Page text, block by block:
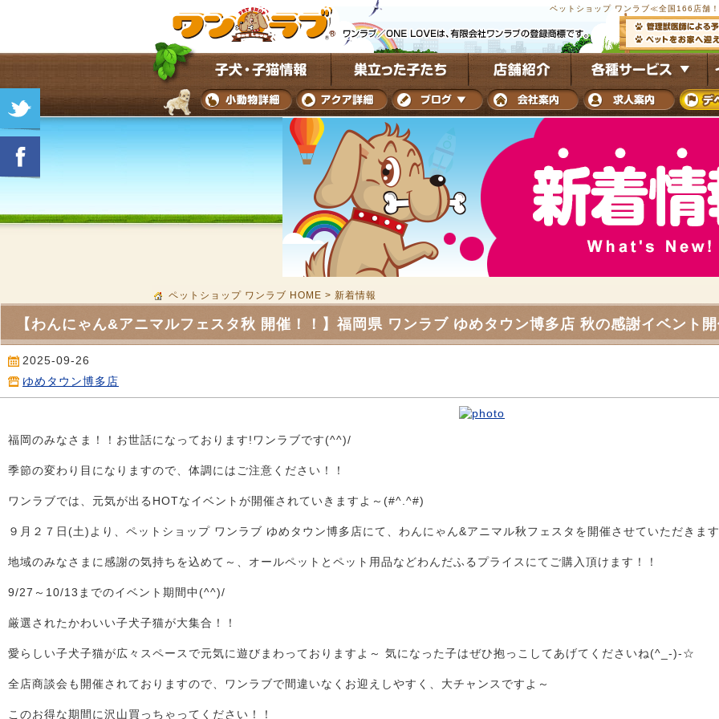
ペットショップ ワンラブ≪全国166店舗
ペットショップ ワンラブ HOME > 新着情報
【わんにゃん&アニマルフェスタ秋 開催！！】福岡県 ワンラブ ゆめタウン博多店 秋の感謝イベント
2025-09-26
ゆめタウン博多店
福岡のみなさま！！お世話になっております!ワンラブです(^^)/
季節の変わり目になりますので、体調にはご注意ください！！
ワンラブでは、元気が出るHOTなイベントが開催されていきますよ～(#^.^#)
９月２７日(土)より、ペットショップ ワンラブ ゆめタウン博多店にて、わんにゃん&アニマル秋フェスタを開催させていただきま
地域のみなさまに感謝の気持ちを込めて～、オールペットとペット用品などわんだふるプライスにてご購入頂けます！！
9/27～10/13までのイベント期間中(^^)/
厳選されたかわいい子犬子猫が大集合！！
愛らしい子犬子猫が広々スペースで元気に遊びまわっておりますよ～ 気になった子はぜひ抱っこしてあげてくださいね(^_-)-☆
全店商談会も開催されておりますので、ワンラブで間違いなくお迎えしやすく、大チャンスですよ～
このお得な期間に沢山買っちゃってください！！